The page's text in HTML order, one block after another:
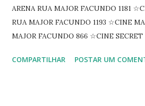
ARENA RUA MAJOR FACUNDO 1181
RUA MAJOR FACUNDO 1193 ☆CINE
MAJOR FACUNDO 866 ☆CINE SECRET
PEIXOTO 1307 ☆CINE IRIS RUA
COMPARTILHAR POSTAR UM